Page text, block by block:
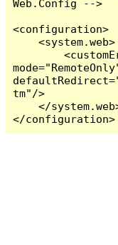
Web.Config -->
<configuration>
    <system.web>
        <customErrors
tm"/>
    </system.web>
</configuration>